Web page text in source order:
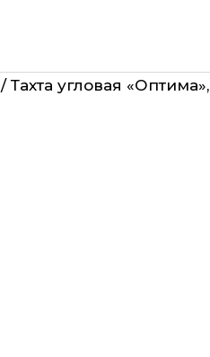
/ Тахта угловая